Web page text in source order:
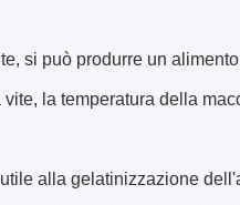
si può produrre un
la temperatura della
alla gelatinizzazione